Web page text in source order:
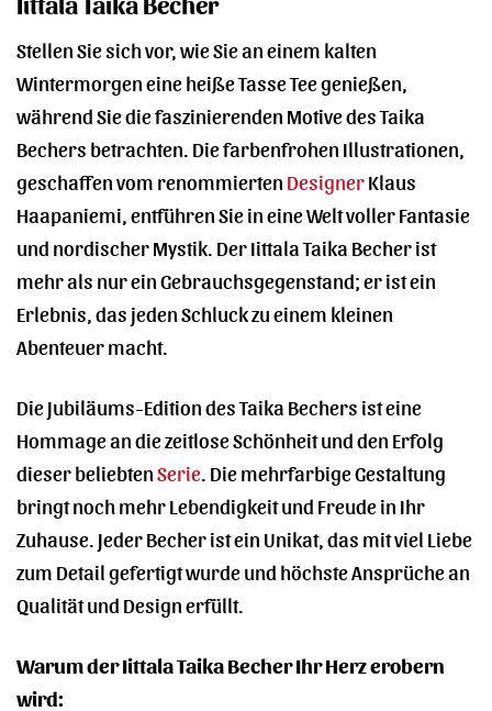
Stellen Sie sich vor, wie Sie an einem kalten
Wintermorgen eine heiße Tasse Tee genießen,
während Sie die faszinierenden Motive des Taika
Bechers betrachten. Die farbenfrohen Illustrationen,
geschaffen vom renommierten DesignerKlaus
Haapaniemi, entführen Sie in eine Welt voller Fantasie
und nordischer Mystik. Der Iittala Taika Becher ist
mehr als nur ein Gebrauchsgegenstand; er ist ein
Erlebnis, das jeden Schluck zu einem kleinen
Abenteuer macht.
Die Jubiläums-Edition des Taika Bechers ist eine
Hommage an die zeitlose Schönheit und den Erfolg
dieser beliebtenSerie . Die mehrfarbige Gestaltung
bringt noch mehr Lebendigkeit und Freude in Ihr
Zuhause. Jeder Becher ist ein Unikat, das mit viel Liebe
zum Detail gefertigt wurde und höchste Ansprüche an
Qualität und Design erfüllt.
Warum der Iittala Taika Becher Ihr Herz erobern
wird: